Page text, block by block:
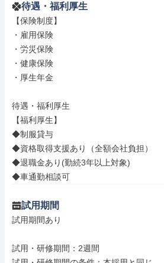
待遇・福利厚生
【保険制度】
・雇用保険
・労災保険
・健康保険
・厚生年金
待遇・福利厚生
【福利厚生】
◆制服貸与
◆資格取得支援あり（全額会社負担）
◆退職金あり(勤続3年以上対象)
◆車通勤相談可
試用期間
試用期間あり
試用・研修期間：2週間